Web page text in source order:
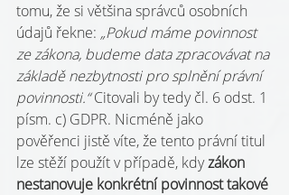
tomu, že si většina správců osobních
údajů řekne: „Pokud máme povinnost
ze zákona, budeme data zpracovávat na
základě nezbytnosti pro splnění právní
povinnosti.“ Citovali by tedy čl. 6 odst. 1
písm. c) GDPR. Nicméně jako
pověřenci jistě víte, že tento právní titul
lze stěží použít v případě, kdy zákon
nestanovuje konkrétní povinnost takové